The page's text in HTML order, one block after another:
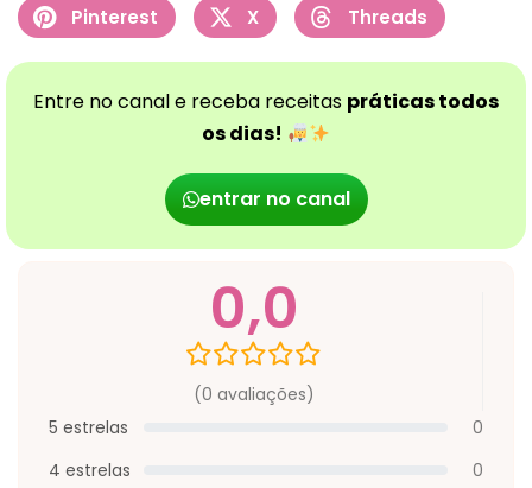
Pinterest X Threads
Entre no canal e receba receitas práticas todos
os dias!
entrar no canal
0,0
(0 avaliações)
5 estrelas
0
4 estrelas
0